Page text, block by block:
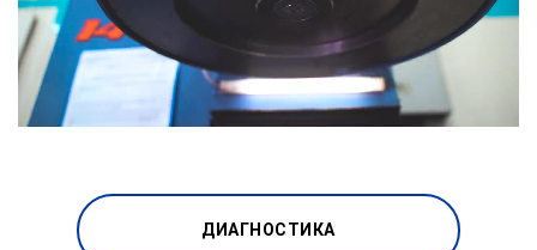
ДИАГНОСТИКА